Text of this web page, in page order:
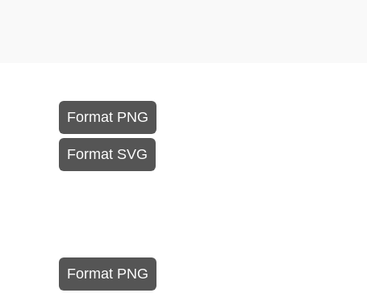
Format PNG
Format SVG
Format PNG